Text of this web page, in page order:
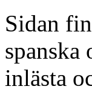
Sidan
spanska
inlästa